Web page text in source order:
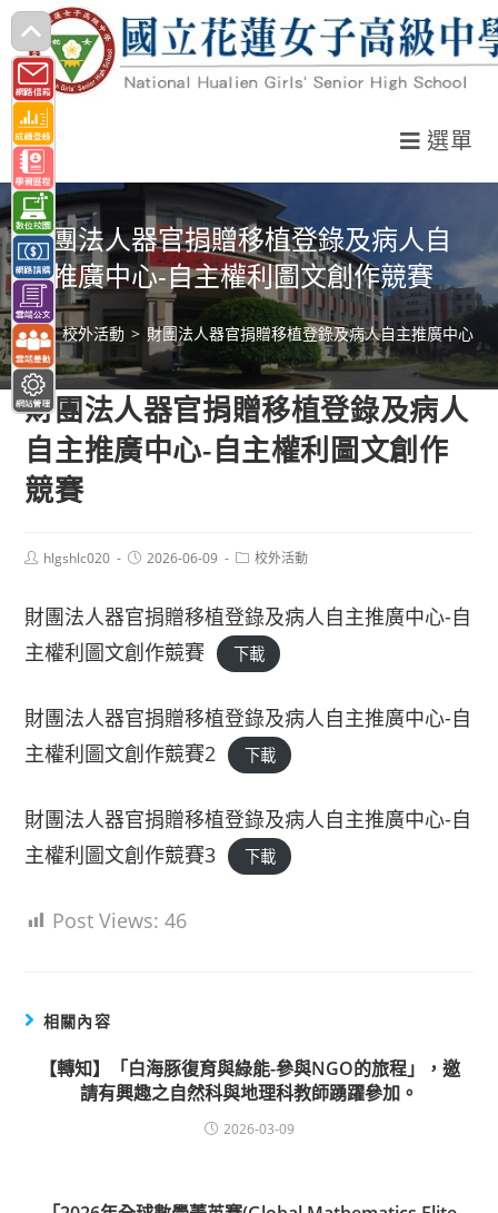
跳
轉
至
主
要
內
容
選單
財團法人器官捐贈移植登錄及病人自
主推廣中心-自主權利圖文創作競賽
> 校外活動 > 財團法人器官捐贈移植登錄及病人自主推廣中心-
財團法人器官捐贈移植登錄及病人
自主推廣中心-自主權利圖文創作
競賽
Posthlgshlc020
Post2026-06-09
Post校外活動
財團法人器官捐贈移植登錄及病人自主推廣中心-自
主權利圖文創作競賽
下載
財團法人器官捐贈移植登錄及病人自主推廣中心-自
主權利圖文創作競賽2
下載
財團法人器官捐贈移植登錄及病人自主推廣中心-自
主權利圖文創作競賽3
下載
Post Views: 46
相關內容
【轉知】「白海豚復育與綠能-參與NGO的旅程」，邀
請有興趣之自然科與地理科教師踴躍參加。
2026-03-09